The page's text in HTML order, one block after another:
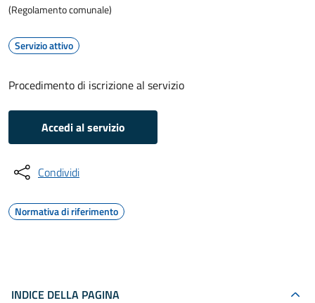
(Regolamento comunale)
Servizio attivo
Procedimento di iscrizione al servizio
Accedi al servizio
Condividi
Normativa di riferimento
INDICE DELLA PAGINA